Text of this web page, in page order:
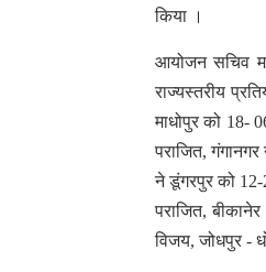
किया ।
आयोजन सचिव
राज्यस्तरीय
माधोपुर को 18-
पराजित,
ने डूंगरपुर को 12-
पराजित,
विजय, जोधपुर -